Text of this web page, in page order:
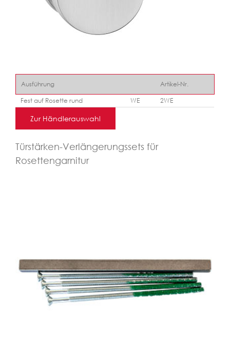
Ausführung
Artikel-Nr.
Fest auf Rosette rund
WE 2WE
Zur Händlerauswahl
Türstärken-Verlängerungssets für
Rosettengarnitur